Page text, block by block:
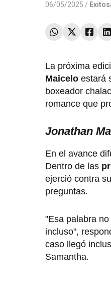
06/05/2025 /
La próxima
Maicelo estará
boxeador
romance que
Jonathan
En el avance
Dentro de las
ejerció contra
preguntas.
"Esa palabra
incluso",
caso llegó
Samantha.